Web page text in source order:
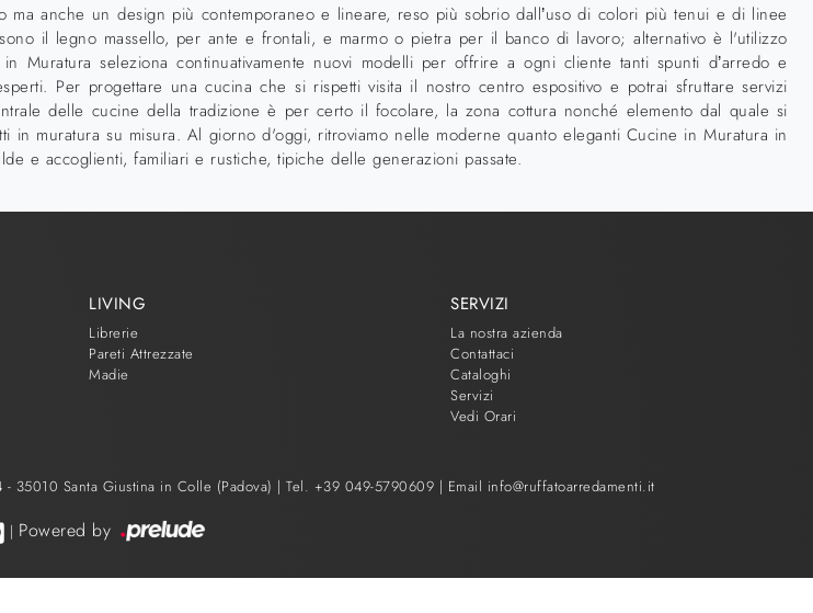
anche un design più contemporaneo e lineare, reso più sobrio dall’uso di colori più tenui e di linee
il legno massello, per ante e frontali, e marmo o pietra per il banco di lavoro; alternativo è l'utilizzo
seleziona continuativamente nuovi modelli per offrire a ogni cliente tanti spunti d’arredo e
Per progettare una cucina che si rispetti visita il nostro centro espositivo e potrai sfruttare servizi
delle cucine della tradizione è per certo il focolare, la zona cottura nonché elemento dal quale si
muratura su misura. Al giorno d'oggi, ritroviamo nelle moderne quanto eleganti Cucine in Muratura in
e accoglienti, familiari e rustiche, tipiche delle generazioni passate.
LIVING
Librerie
Pareti Attrezzate
Madie
SERVIZI
La nostra azienda
Contattaci
Cataloghi
Servizi
Vedi Orari
- 35010 Santa Giustina in Colle (Padova) | Tel. +39 049-5790609 | Email info@ruffatoarredamenti.it
| Powered by